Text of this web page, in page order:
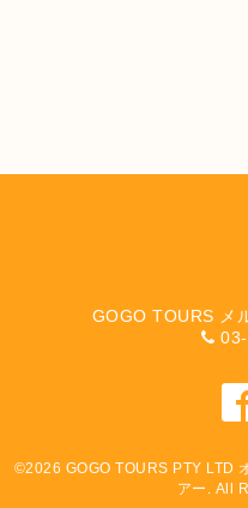
GOGO TOURS メ
©2026 GOGO TOURS PTY LTD
アー . All